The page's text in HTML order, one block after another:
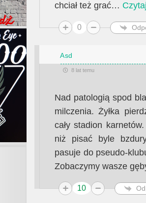
chciał też grać…
0
Asd
8 lat temu
Nad patologią spod
milczenia. Żyłka
cały stadion
niż pisać byle
pasuje do pseudo-
Zobaczymy wasze
10